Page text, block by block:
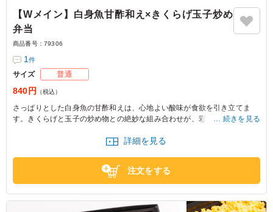
【Wメイン】白身魚甘酢和え×きくらげ玉子炒め
弁当
商品番号： 79306
1件
サイズ 普通
840円 （税込）
さっぱりとした白身魚の甘酢和えは、心地よい酸味が食欲を引き立てま
す。きくらげと玉子の炒め物との絶妙な組み合わせが、彩り豊かな一品に
続きを見る
詳細を見る
注文をする